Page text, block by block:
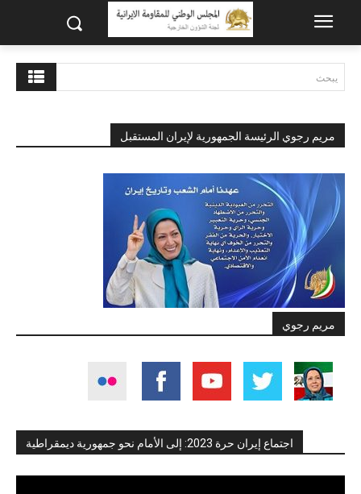
يبحث
مريم رجوي الرئيسة الجمهورية لإيران المستقبل
مريم رجوي
اجتماع إيران حرة 2023: إلى الأمام نحو جمهورية ديمقراطية